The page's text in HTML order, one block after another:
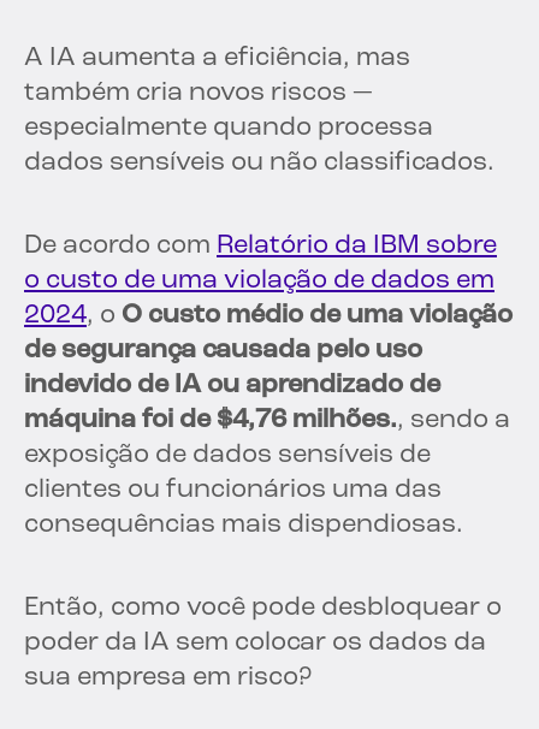
A IA aumenta a eficiência, mas
também cria novos riscos —
especialmente quando processa
dados sensíveis ou não classificados.
De acordo com Relatório da IBM sobre
o custo de uma violação de dados em
2024, o O custo médio de uma violação
de segurança causada pelo uso
indevido de IA ou aprendizado de
máquina foi de $4,76 milhões., sendo a
exposição de dados sensíveis de
clientes ou funcionários uma das
consequências mais dispendiosas.
Então, como você pode desbloquear o
poder da IA sem colocar os dados da
sua empresa em risco?